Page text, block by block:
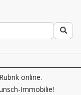
online.
Immobilie!